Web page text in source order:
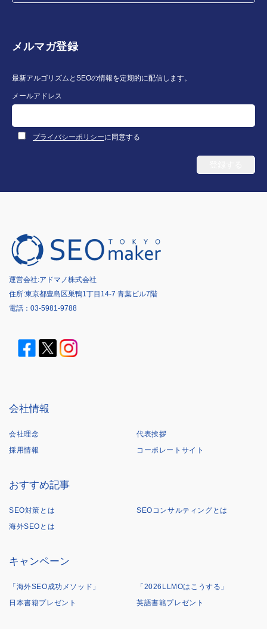
メルマガ登録
最新アルゴリズムとSEOの情報を定期的に配信します。
メールアドレス
プライバシーポリシーに同意する
運営会社:アドマノ株式会社
住所:東京都豊島区巣鴨1丁目14-7 青葉ビル7階
電話： 03-5981-9788
会社情報
会社理念
代表挨拶
採用情報
コーポレートサイト
おすすめ記事
SEO対策とは
SEOコンサルティングとは
海外SEOとは
キャンペーン
「海外SEO成功メソッド」
「2026LLMOはこうする」
日本書籍プレゼント
英語書籍プレゼント